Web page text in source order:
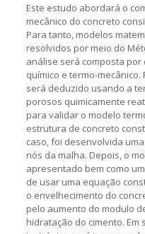
Este estudo abordará o
mecânico do concreto
Para tanto, modelos
resolvidos por meio do
análise será composta
químico e termo-
será deduzido usando a
porosos quimicamente
para validar o modelo
estrutura de concreto
caso, foi desenvolvida
nós da malha. Depois, o
apresentado bem como
de usar uma equação
o envelhecimento do
pelo aumento do modulo
hidratação do cimento. Em